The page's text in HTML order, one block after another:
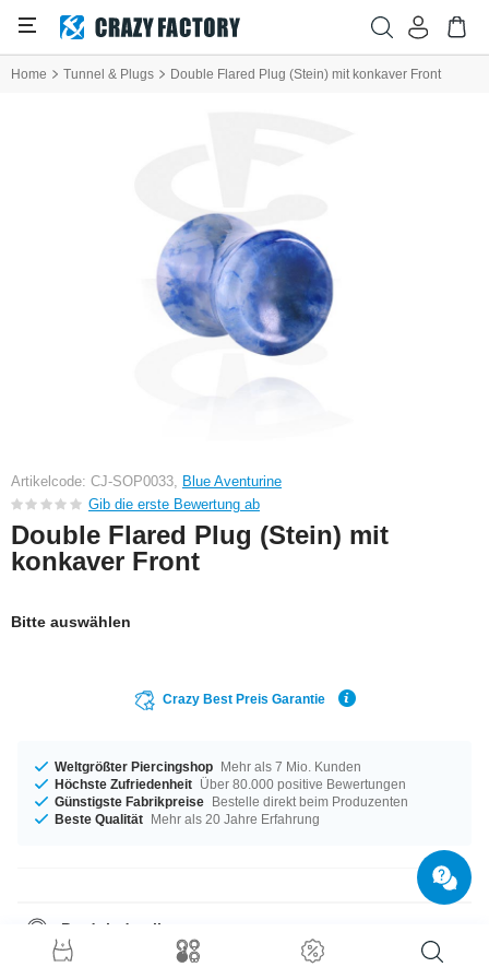
Home Tunnel & Plugs Double Flared Plug (Stein) mit konkaver Front
Artikelcode: CJ-SOP0033, Blue Aventurine
Gib die erste Bewertung ab
Double Flared Plug (Stein) mit
konkaver Front
Bitte auswählen
Crazy Best Preis Garantie
Weltgrößter Piercingshop Mehr als 7 Mio. Kunden
Höchste Zufriedenheit Über 80.000 positive Bewertungen
Günstigste Fabrikpreise Bestelle direkt beim Produzenten
Beste Qualität Mehr als 20 Jahre Erfahrung
Produktdetails
Groß oder klein, das entscheidest du allein – verfügbar in den